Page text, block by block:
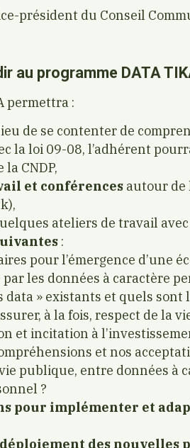
président du Conseil
au programme DATA
permettra :
de se contenter de
la loi 09-08, l’adhérent
CNDP,
et conférencesautour de
ateliers de travail avec
:
pour l’émergence d’une
les données à caractère
» existants et quels sont
à la fois, respect de la
et incitation à
et nos
publique, entre données à
?
pour implémenter et
des nouvelles